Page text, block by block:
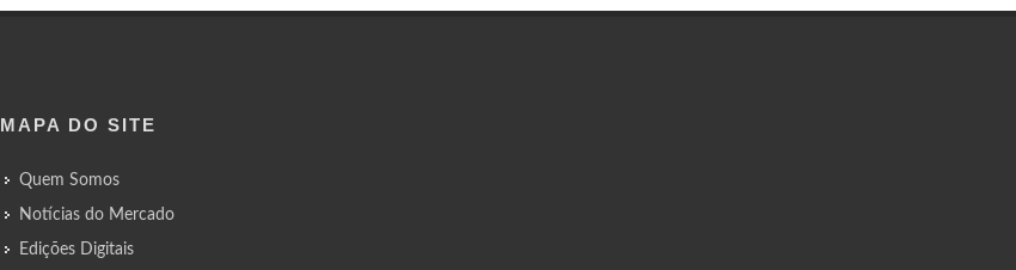
MAPA DO SITE
Quem Somos
Notícias do Mercado
Edições Digitais